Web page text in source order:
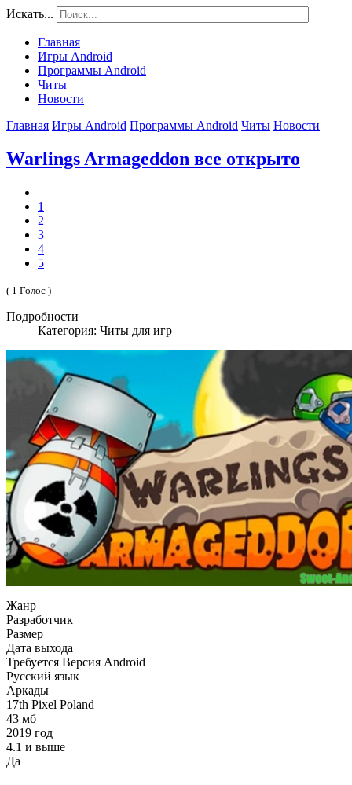
Искать...
Главная
Игры Android
Программы Android
Читы
Новости
Главная Игры Android Программы Android Читы Новости
Warlings Armageddon все открыто
1
2
3
4
5
( 1 Голос )
Подробности
Категория: Читы для игр
Жанр
Разработчик
Размер
Дата выхода
Требуется Версия Android
Русский язык
Аркады
17th Pixel Poland
43 мб
2019 год
4.1 и выше
Да